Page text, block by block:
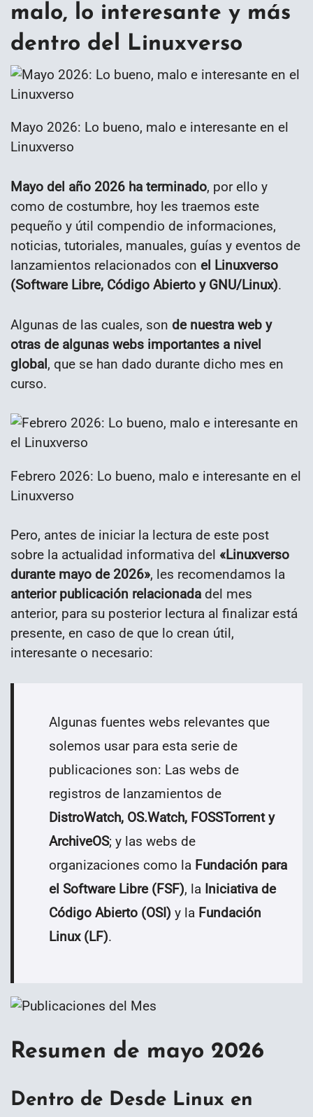
malo, lo interesante y más
dentro del Linuxverso
Mayo 2026: Lo bueno, malo e interesante en el
Linuxverso
Mayo del año 2026 ha terminado, por ello y
como de costumbre, hoy les traemos este
pequeño y útil compendio de informaciones,
noticias, tutoriales, manuales, guías y eventos de
lanzamientos relacionados con el Linuxverso
(Software Libre, Código Abierto y GNU/Linux).
Algunas de las cuales, son de nuestra web y
otras de algunas webs importantes a nivel
global, que se han dado durante dicho mes en
curso.
Febrero 2026: Lo bueno, malo e interesante en el
Linuxverso
Pero, antes de iniciar la lectura de este post
sobre la actualidad informativa del «Linuxverso
durante mayo de 2026», les recomendamos la
anterior publicación relacionada del mes
anterior, para su posterior lectura al finalizar está
presente, en caso de que lo crean útil,
interesante o necesario:
Algunas fuentes webs relevantes que
solemos usar para esta serie de
publicaciones son: Las webs de
registros de lanzamientos de
DistroWatch, OS.Watch, FOSSTorrent y
ArchiveOS; y las webs de
organizaciones como la Fundación para
el Software Libre (FSF), la Iniciativa de
Código Abierto (OSI) y la Fundación
Linux (LF).
Resumen de mayo 2026
Dentro de Desde Linux en